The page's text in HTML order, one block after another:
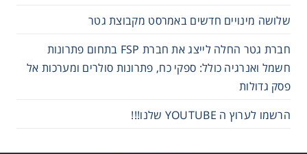
שלושה מינויים חדשים באמרסט מקבוצת גטר
חברת גטר החלה לייצג את חברת FSP בתחום פתרונות
חשמל ואנרגיה כולל: ספקי כח, פתרונות סולרים ומערכות אל
פסק גדולות
הרשמו לערוץ ה YOUTUBE שלנו!!!